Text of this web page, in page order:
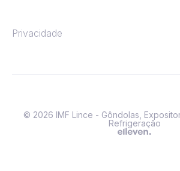
Privacidade
© 2026 IMF Lince - Gôndolas,
Refrigeração